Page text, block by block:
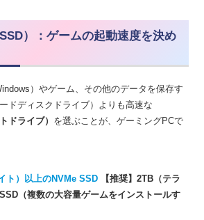
）：ゲームの起動速度を決め
）やゲーム、その他のデータを保存す
ドディスクドライブ）よりも高速な
ドライブ） を選ぶことが、ゲーミングPCで
ト）以上のNVMe SSD
【推奨】2TB（テラ
（複数の大容量ゲームをインストールす